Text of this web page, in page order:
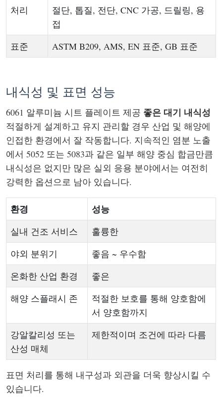
처리
절단, 톱질, 전단, CNC 가공, 드릴링, 용
접
표준
ASTM B209, AMS, EN 표준, GB 표준
내식성 및 표면 성능
6061 알루미늄 시트 플레이트 제공 좋은 대기 내식성
적절하게 설계하고 유지 관리할 경우 산업 및 해양에
인접한 환경에서 잘 작동합니다. 지속적인 염분 노출
에서 5052 또는 5083과 같은 일부 해양 중심 합금만큼
내식성은 없지만 많은 실외 응용 분야에서는 여전히
강력한 옵션으로 남아 있습니다.
환경 성능
실내 건조 서비스
훌륭한
야외 분위기
좋음 ~ 우수함
온화한 산업 환경
좋은
해양 스플래시 존
적절한 보호를 통해 양호함에
서 양호함까지
강알칼리성 또는
산성 매체
제한적이며 조건에 따라 다름
표면 처리를 통해 내구성과 외관을 더욱 향상시킬 수
있습니다.